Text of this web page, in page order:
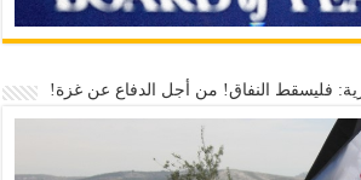
فليسقط النفاق! من أجل الدفاع عن غزة!